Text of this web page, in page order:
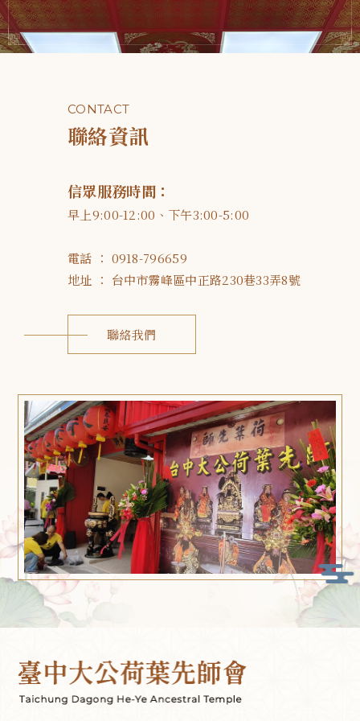
CONTACT
聯絡資訊
信眾服務時間：
早上9:00-12:00、下午3:00-5:00
電話 ： 0918-796659
地址 ： 台中市霧峰區中正路230巷33弄8號
聯絡我們